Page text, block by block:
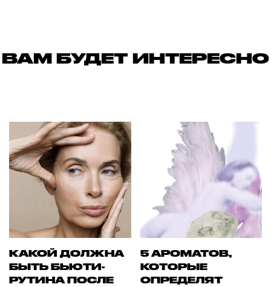
ВАМ БУДЕТ ИНТЕРЕСНО
КАКОЙ ДОЛЖНА
БЫТЬ БЬЮТИ-
РУТИНА ПОСЛЕ
5 АРОМАТОВ,
КОТОРЫЕ
ОПРЕДЕЛЯТ